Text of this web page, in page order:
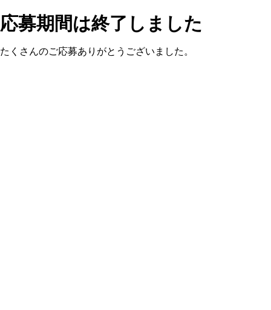
応募期間は終了しました
たくさんのご応募ありがとうございました。